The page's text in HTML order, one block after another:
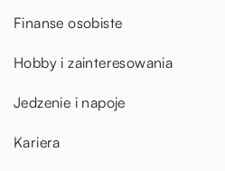
Finanse osobiste
Hobby i zainteresowania
Jedzenie i napoje
Kariera